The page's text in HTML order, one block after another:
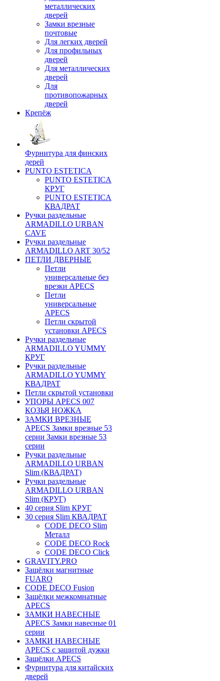
металлических
дверей
Замки врезные
почтовые
Для легких дверей
Для профильных
дверей
Для металлических
дверей
Для
противопожарных
дверей
Крепёж
Фурнитура для финских
дерей
PUNTO ESTETICA
PUNTO ESTETICA
КРУГ
PUNTO ESTETICA
КВАДРАТ
Ручки раздельные
ARMADILLO URBAN
CAVE
Ручки раздельные
ARMADILLO ART 30/52
ПЕТЛИ ДВЕРНЫЕ
Петли
универсальные без
врезки APECS
Петли
универсальные
APECS
Петли скрытой
установки APECS
Ручки раздельные
ARMADILLO YUMMY
КРУГ
Ручки раздельные
ARMADILLO YUMMY
КВАДРАТ
Петли скрытой установки
УПОРЫ APECS 007
КОЗЬЯ НОЖКА
ЗАМКИ ВРЕЗНЫЕ
APECS Замки врезные 53
серии Замки врезные 53
серии
Ручки раздельные
ARMADILLO URBAN
Slim (КВАДРАТ)
Ручки раздельные
ARMADILLO URBAN
Slim (КРУГ)
40 серия Slim КРУГ
30 серия Slim КВАДРАТ
CODE DECO Slim
Металл
CODE DECO Rock
CODE DECO Click
GRAVITY.PRO
Защёлки магнитные
FUARO
CODE DECO Fusion
Защёлки межкомнатные
APECS
ЗАМКИ НАВЕСНЫЕ
APECS Замки навесные 01
серии
ЗАМКИ НАВЕСНЫЕ
APECS с защитой дужки
Защёлки APECS
Фурнитура для китайских
дверей